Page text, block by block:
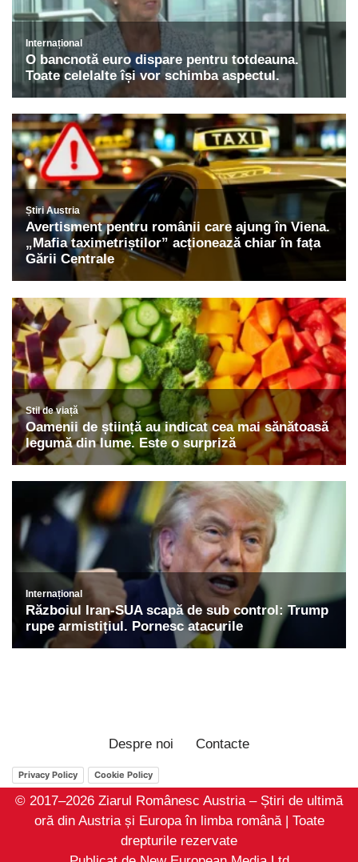
Despre noi Contacte
Privacy Policy Cookie Policy
© 2017–2026 Ziarul Românesc Austria – Știri de ultimă
oră din Austria și Europa în limba română | Toate
drepturile rezervate